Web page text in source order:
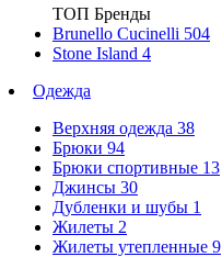
ТОП Бренды
Brunello Cucinelli 504
Stone Island 4
Одежда
Верхняя одежда 38
Брюки 94
Брюки спортивные 13
Джинсы 30
Дубленки и шубы 1
Жилеты 2
Жилеты утепленные 9